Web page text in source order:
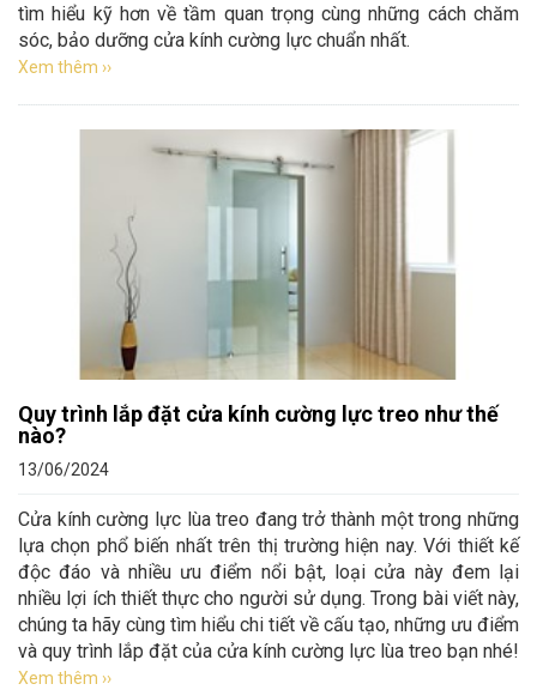
tìm hiểu kỹ hơn về tầm quan trọng cùng những cách chăm
sóc, bảo dưỡng cửa kính cường lực chuẩn nhất.
Xem thêm ››
Quy trình lắp đặt cửa kính cường lực treo như thế
nào?
13/06/2024
Cửa kính cường lực lùa treo đang trở thành một trong những
lựa chọn phổ biến nhất trên thị trường hiện nay. Với thiết kế
độc đáo và nhiều ưu điểm nổi bật, loại cửa này đem lại
nhiều lợi ích thiết thực cho người sử dụng. Trong bài viết này,
chúng ta hãy cùng tìm hiểu chi tiết về cấu tạo, những ưu điểm
và quy trình lắp đặt của cửa kính cường lực lùa treo bạn nhé!
Xem thêm ››